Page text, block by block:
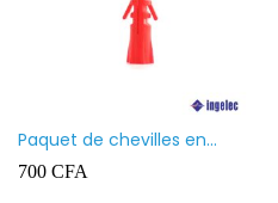
Paquet de chevilles en
plastique Ingelec – 8
700 CFA